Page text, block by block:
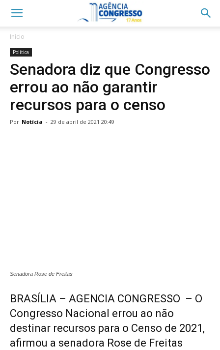
Início
Política
Senadora diz que Congresso
errou ao não garantir
recursos para o censo
Por Notícia - 29 de abril de 2021 20:49
Senadora Rose de Freitas
BRASÍLIA – AGENCIA CONGRESSO – O
Congresso Nacional errou ao não
destinar recursos para o Censo de 2021,
afirmou a senadora Rose de Freitas